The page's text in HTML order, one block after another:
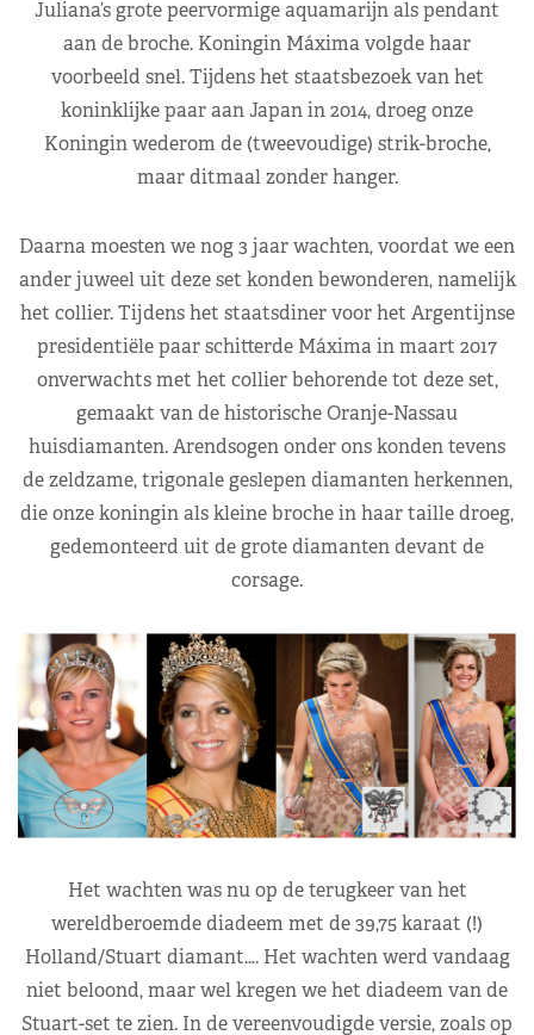
Juliana’s grote peervormige aquamarijn als pendant
aan de broche. Koningin Máxima volgde haar
voorbeeld snel. Tijdens het staatsbezoek van het
koninklijke paar aan Japan in 2014, droeg onze
Koningin wederom de (tweevoudige) strik-broche,
maar ditmaal zonder hanger.
Daarna moesten we nog 3 jaar wachten, voordat we een
ander juweel uit deze set konden bewonderen, namelijk
het collier. Tijdens het staatsdiner voor het Argentijnse
presidentiële paar schitterde Máxima in maart 2017
onverwachts met het collier behorende tot deze set,
gemaakt van de historische Oranje-Nassau
huisdiamanten. Arendsogen onder ons konden tevens
de zeldzame, trigonale geslepen diamanten herkennen,
die onze koningin als kleine broche in haar taille droeg,
gedemonteerd uit de grote diamanten devant de
corsage.
Het wachten was nu op de terugkeer van het
wereldberoemde diadeem met de 39,75 karaat (!)
Holland/Stuart diamant…. Het wachten werd vandaag
niet beloond, maar wel kregen we het diadeem van de
Stuart-set te zien. In de vereenvoudigde versie, zoals op